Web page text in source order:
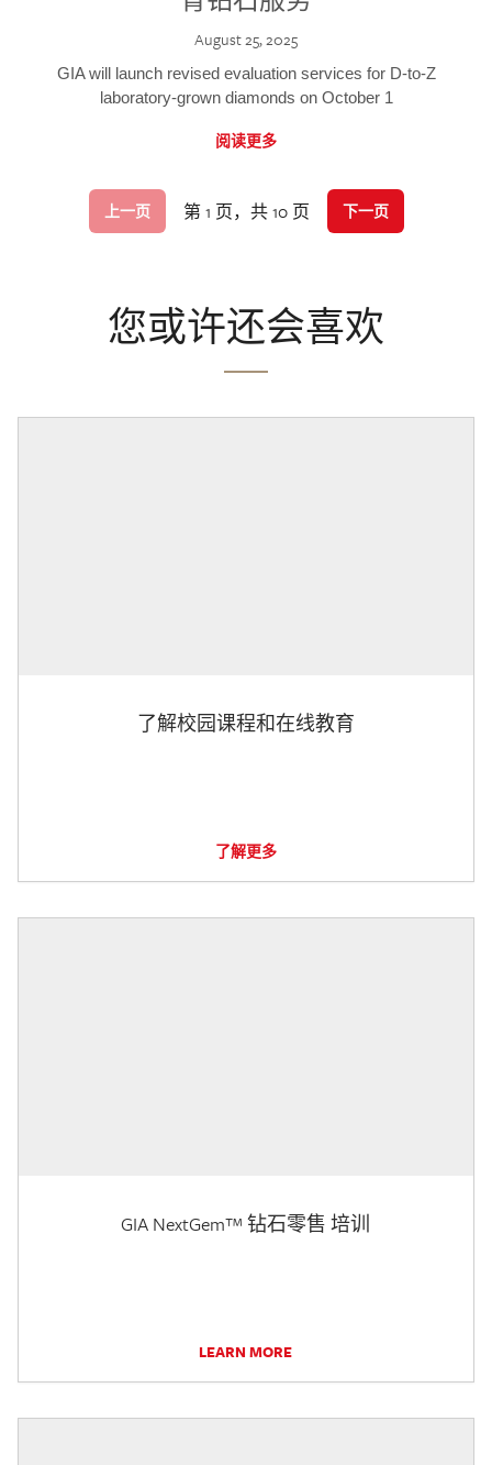
August 25, 2025
GIA will launch revised evaluation services for D-to-Z
laboratory-grown diamonds on October 1
阅读更多
上一页 第 1 页，共 10 页 下一页
您或许还会喜欢
了解校园课程和在线教育
了解更多
GIA NextGem™ 钻石零售 培训
LEARN MORE